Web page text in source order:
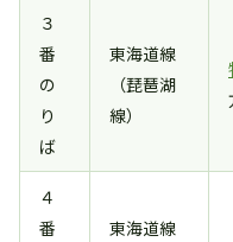
３
番
の
り
ば
東海道線
（琵琶湖
線）
４
番
東海道線